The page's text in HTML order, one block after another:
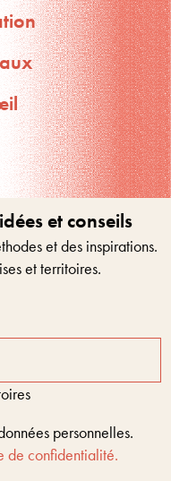
et conseils
et des inspirations.
et territoires.
personnelles.
de confidentialité.